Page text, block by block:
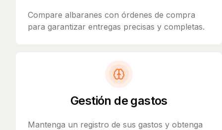
Compare albaranes con órdenes de compra
para garantizar entregas precisas y completas.
Gestión de gastos
Mantenga un registro de sus gastos y obtenga